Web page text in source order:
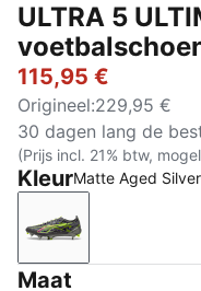
ULTRA 5
115,95 €
Origineel:229,95 €
30 dagen lang de
(Prijs incl. 21% btw,
KleurMatte Aged
Matte Aged
Maat